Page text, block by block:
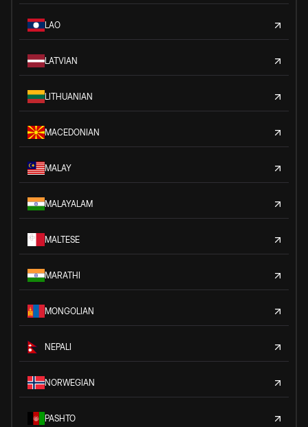
LAO
LATVIAN
LITHUANIAN
MACEDONIAN
MALAY
MALAYALAM
MALTESE
MARATHI
MONGOLIAN
NEPALI
NORWEGIAN
PASHTO